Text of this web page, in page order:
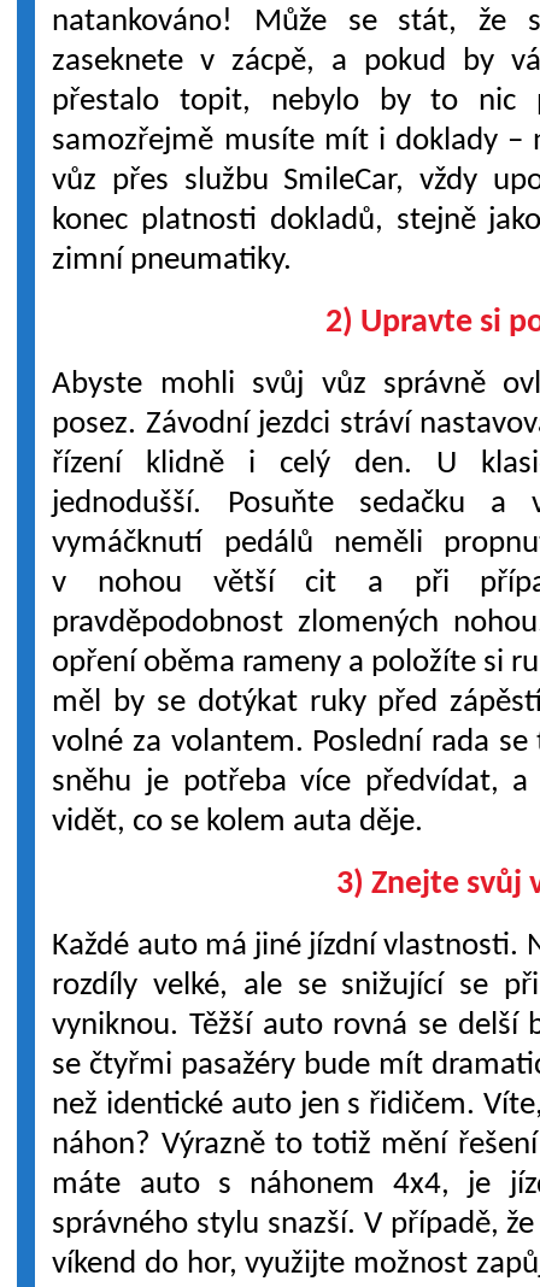
natankováno! Může se stát, že
zaseknete v zácpě, a pokud by
přestalo topit, nebylo by to nic
samozřejmě musíte mít i doklady –
vůz přes službu SmileCar, vždy
konec platnosti dokladů, stejně
zimní pneumatiky.
2) Upravte si
Abyste mohli svůj vůz správně
posez. Závodní jezdci stráví
řízení klidně i celý den. U
jednodušší. Posuňte sedačku
vymáčknutí pedálů neměli
v nohou větší cit a při
pravděpodobnost zlomených
opření oběma rameny a položíte si
měl by se dotýkat ruky před
volné za volantem. Poslední rada
sněhu je potřeba více předvídat,
vidět, co se kolem auta děje.
3) Znejte svůj
Každé auto má jiné jízdní vlastnosti.
rozdíly velké, ale se snižující se
vyniknou. Těžší auto rovná se delší
se čtyřmi pasažéry bude mít
než identické auto jen s řidičem.
náhon? Výrazně to totiž mění
máte auto s náhonem 4x4, je
správného stylu snazší. V případě,
víkend do hor, využijte možnost